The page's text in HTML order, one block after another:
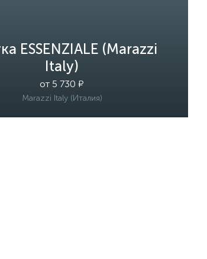
ESSENZIALE (Marazzi
Italy)
от 5 730 ₽
Marazzi Italy (Италия)